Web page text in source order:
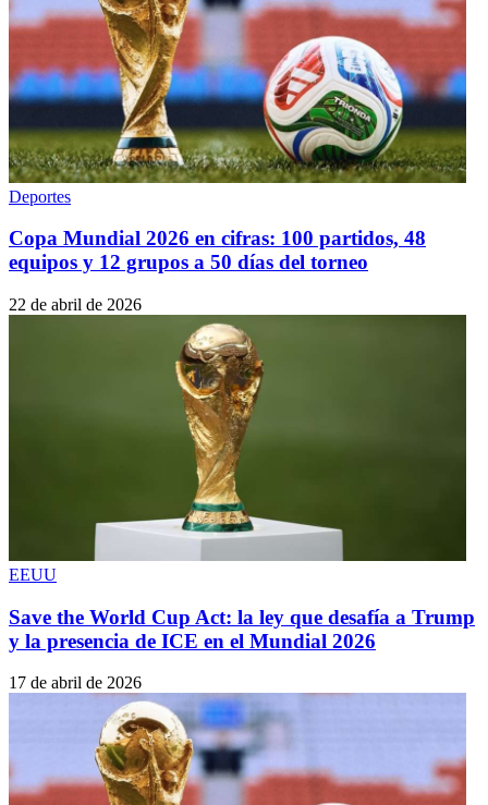
Deportes
Copa Mundial 2026 en cifras: 100 partidos, 48
equipos y 12 grupos a 50 días del torneo
22 de abril de 2026
EEUU
Save the World Cup Act: la ley que desafía a Trump
y la presencia de ICE en el Mundial 2026
17 de abril de 2026